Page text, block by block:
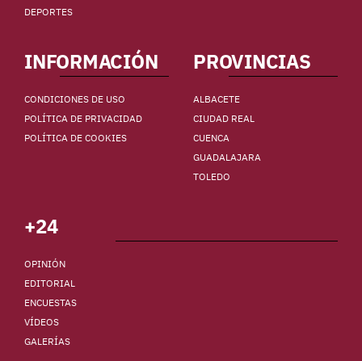
DEPORTES
INFORMACIÓN
CONDICIONES DE USO
POLÍTICA DE PRIVACIDAD
POLÍTICA DE COOKIES
PROVINCIAS
ALBACETE
CIUDAD REAL
CUENCA
GUADALAJARA
TOLEDO
+24
OPINIÓN
EDITORIAL
ENCUESTAS
VÍDEOS
GALERÍAS